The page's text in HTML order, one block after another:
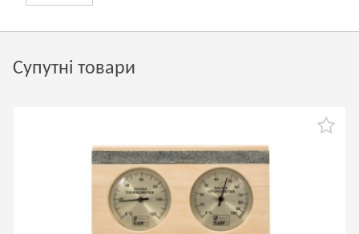
Супутні товари